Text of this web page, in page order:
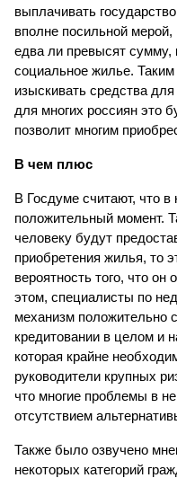
выплачивать
вполне посильной
едва ли превысят сумму,
социальное жилье.
изыскивать средства
для многих россиян это
позволит многим
В чем плюс
В Госдуме считают, что
положительный момент.
человеку будут
приобретения жилья, то
вероятность того, что
этом, специалисты по
механизм положительно
кредитовании в целом и
которая крайне
руководители крупных
что многие проблемы в
отсутствием
Также было озвучено
некоторых категорий